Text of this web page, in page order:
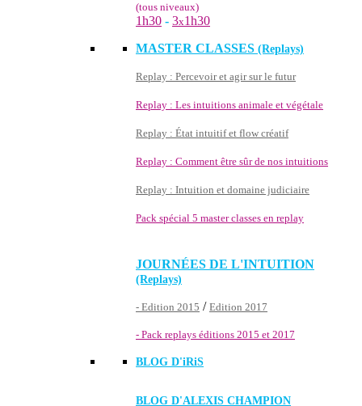
(tous niveaux)
1h30 - 3x1h30
MASTER CLASSES (Replays)
Replay : Percevoir et agir sur le futur
Replay : Les intuitions animale et végétale
Replay : État intuitif et flow créatif
Replay : Comment être sûr de nos intuitions
Replay : Intuition et domaine judiciaire
Pack spécial 5 master classes en replay
JOURNÉES DE L'INTUITION
(Replays)
- Edition 2015 / Edition 2017
- Pack replays éditions 2015 et 2017
BLOG D'iRiS
BLOG D'ALEXIS CHAMPION